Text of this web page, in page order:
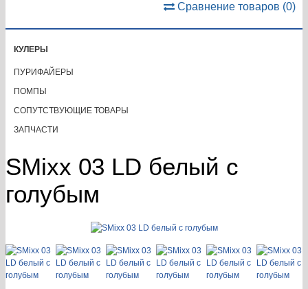
Сравнение товаров (0)
КУЛЕРЫ
ПУРИФАЙЕРЫ
ПОМПЫ
СОПУТСТВУЮЩИЕ ТОВАРЫ
ЗАПЧАСТИ
SMixx 03 LD белый с
голубым